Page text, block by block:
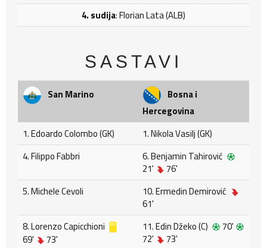
4. sudija: Florian Lata (ALB)
SASTAVI
San Marino
Bosna i
Hercegovina
1. Edoardo Colombo (GK)
1. Nikola Vasilj (GK)
4. Filippo Fabbri
6. Benjamin Tahirović
21'
76'
5. Michele Cevoli
10. Ermedin Demirović
61'
8. Lorenzo Capicchioni
69'
73'
11. Edin Džeko (C)
70'
72'
73'